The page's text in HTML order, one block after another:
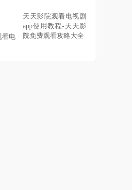
天天影院观看电视剧
app使用教程-天天影
院免费观看攻略大全